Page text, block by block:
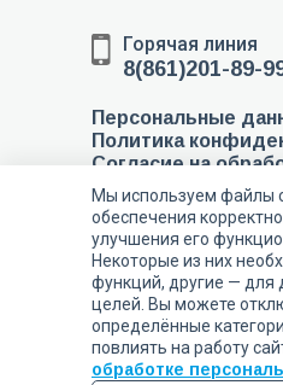
Горячая линия
8(861)201-89-
Персональные
Политика
Согласие на
персональных
Соглашение об
персональных
353451,
Федерация,
Краснодарский
край,
муниципальный
Мы используем файлы
обеспечения
улучшения его
Некоторые из них
функций, другие — для
целей. Вы можете
определённые
повлиять на работу
обработке